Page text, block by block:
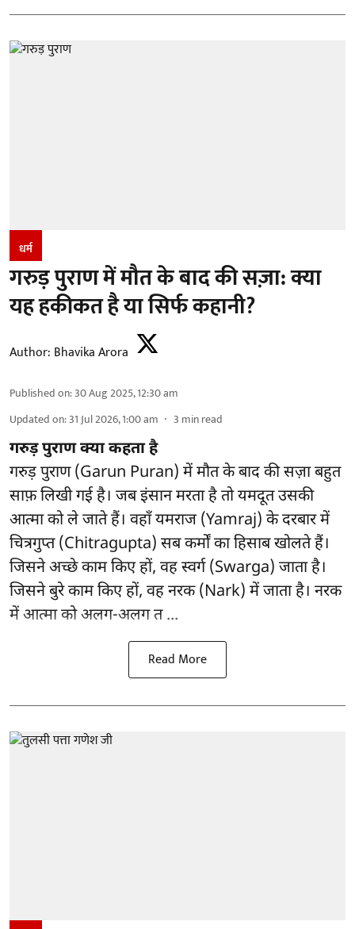
धर्म
गरुड़ पुराण में मौत के बाद की सज़ा: क्या
यह हकीकत है या सिर्फ कहानी?
Author: Bhavika Arora
Published on:30 Aug 2025, 12:30 am
Updated on:31 Jul 2026, 1:00 am 3 min read
गरुड़ पुराण क्या कहता है
गरुड़ पुराण (Garun Puran) में मौत के बाद की सज़ा बहुत
साफ़ लिखी गई है। जब इंसान मरता है तो यमदूत उसकी
आत्मा को ले जाते हैं। वहाँ यमराज (Yamraj) के दरबार में
चित्रगुप्त (Chitragupta) सब कर्मों का हिसाब खोलते हैं।
जिसने अच्छे काम किए हों, वह स्वर्ग (Swarga) जाता है।
जिसने बुरे काम किए हों, वह नरक (Nark) में जाता है। नरक
में आत्मा को अलग-अलग त ...
Read More